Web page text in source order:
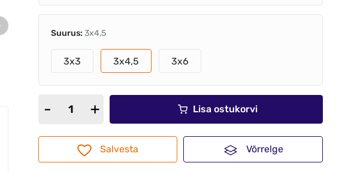
Suurus: 3x4,5
3x3 3x4,5 3x6
Lisa ostukorvi
Salvesta Võrrelge